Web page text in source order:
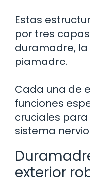
Estas
por tres
duramadre,
piamadre.
Cada una de
funciones
cruciales
sistema
exterior